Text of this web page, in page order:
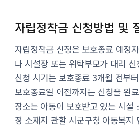
자립정착금 신청방법 및
자립정착금 신청은 보호종료 예정
나 시설장 또는 위탁부모가 대리
신청 시기는 보호종료 3개월 전부
보호종료일 이전까지는 신청을 완
장소는 아동이 보호받고 있는 시설
정 소재지 관할 시군구청 아동복지